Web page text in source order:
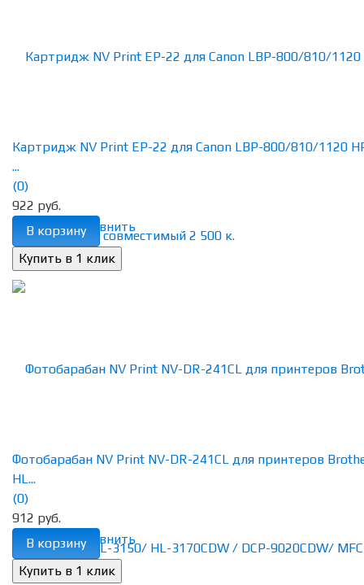
избранное сравнить
Картридж NV Print EP-22 для Canon LBP-800/810/1120
...
(0)
922 руб.
В корзину
избранное сравнить
Фотобарабан NV Print NV-DR-241CL для принтеров
HL...
(0)
912 руб.
В корзину